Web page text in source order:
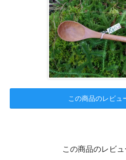
この商品のレビュ
この商品のレビ